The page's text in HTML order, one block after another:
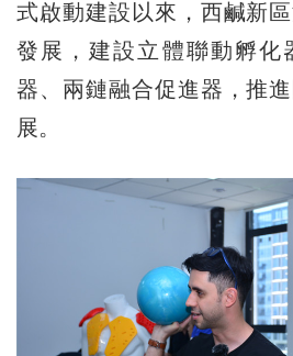
式啟動建設以來，西鹹新
發展，建設立體聯動孵化
器、兩鏈融合促進器，推
展。